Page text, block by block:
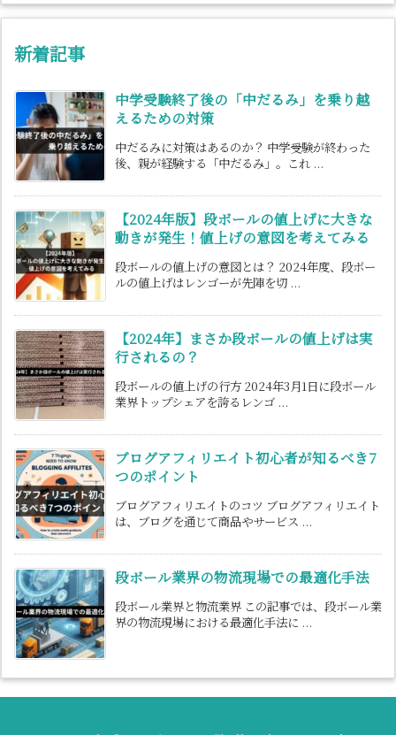
新着記事
中学受験終了後の「中だるみ」を乗り越
えるための対策
中だるみに対策はあるのか？ 中学受験が終わった
後、親が経験する「中だるみ」。これ ...
【2024年版】段ボールの値上げに大きな
動きが発生！値上げの意図を考えてみる
段ボールの値上げの意図とは？ 2024年度、段ボー
ルの値上げはレンゴーが先陣を切 ...
【2024年】まさか段ボールの値上げは実
行されるの？
段ボールの値上げの行方 2024年3月1日に段ボール
業界トップシェアを誇るレンゴ ...
ブログアフィリエイト初心者が知るべき7
つのポイント
ブログアフィリエイトのコツ ブログアフィリエイト
は、ブログを通じて商品やサービス ...
段ボール業界の物流現場での最適化手法
段ボール業界と物流業界 この記事では、段ボール業
界の物流現場における最適化手法に ...